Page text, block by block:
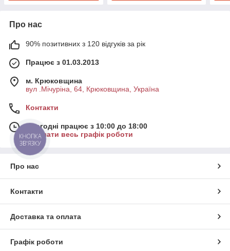
Про нас
90% позитивних з 120 відгуків за рік
Працює з 01.03.2013
м. Крюковщина
вул .Мічуріна, 64, Крюковщина, Україна
Контакти
Сьогодні працює з 10:00 до 18:00
Показати весь графік роботи
Про нас
Контакти
Доставка та оплата
Графік роботи
КНОПКА
ЗВ'ЯЗКУ